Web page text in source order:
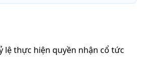
lệ thực hiện quyền nhận cổ tức